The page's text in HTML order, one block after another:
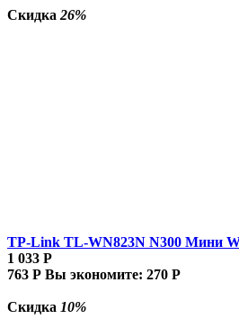
Скидка 26%
TP-Link TL-WN823N N300 Мини
1 033 Р
763 Р Вы экономите: 270 Р
Скидка 10%